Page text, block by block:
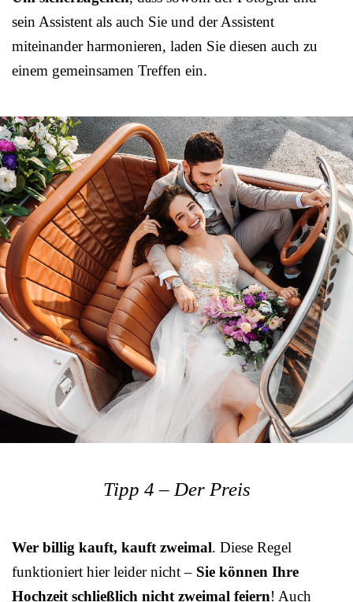
sein Assistent als auch Sie und der Assistent
miteinander harmonieren, laden Sie diesen auch zu
einem gemeinsamen Treffen ein.
Tipp 4 – Der Preis
Wer billig kauft, kauft zweimal. Diese Regel
funktioniert hier leider nicht – Sie können Ihre
Hochzeit schließlich nicht zweimal feiern! Auch